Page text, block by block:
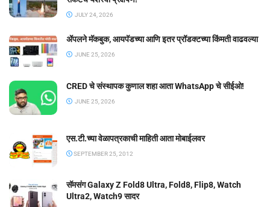
JULY 24, 2026
ॲपलने मॅकबुक, आयपॅडच्या आणि इतर प्रॉडक्टच्या किंमती वाढवल्या
JUNE 25, 2026
CRED चे संस्थापक कुणाल शहा आता WhatsApp चे सीईओ!
JUNE 25, 2026
एस.टी.च्या वेळापत्रकाची माहिती आता मोबाईलवर
SEPTEMBER 25, 2012
सॅमसंग Galaxy Z Fold8 Ultra, Fold8, Flip8, Watch
Ultra2, Watch9 सादर